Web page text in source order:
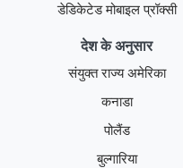
डेडिकेटेड मोबाइल प्रॉक्सी
देश के अनुसार
संयुक्त राज्य अमेरिका
कनाडा
पोलैंड
बुल्गारिया